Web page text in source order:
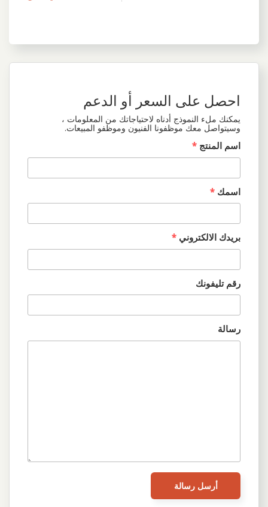
احصل على السعر أو الدعم
يمكنك ملء النموذج أدناه لاحتياجاتك من المعلومات ،
وسيتواصل معك موظفونا الفنيون وموظفو المبيعات.
اسم المنتج *
اسمك *
بريدك الالكتروني *
رقم تليفونك
رسالة